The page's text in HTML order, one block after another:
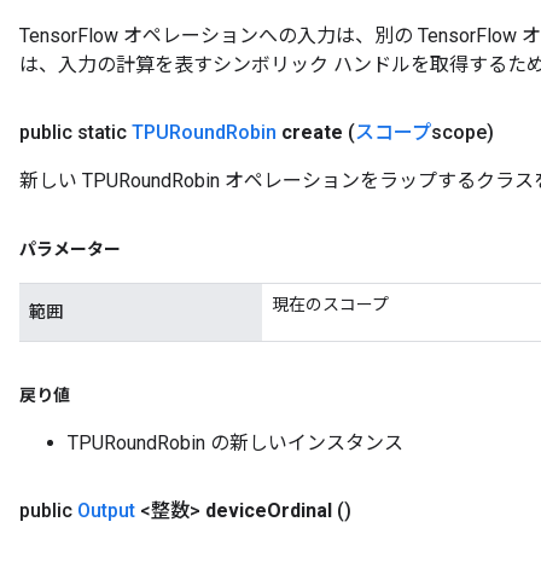
TensorFlow オペレーションへの入力は、別の TensorFlow
は、入力の計算を表すシンボリック ハンドルを取得するた
public static TPURoundRobin create (スコープscope)
新しい TPURoundRobin オペレーションをラップするクラ
パラメーター
範囲 現在のスコープ
戻り値
TPURoundRobin の新しいインスタンス
public Output <整数> deviceOrdinal ()